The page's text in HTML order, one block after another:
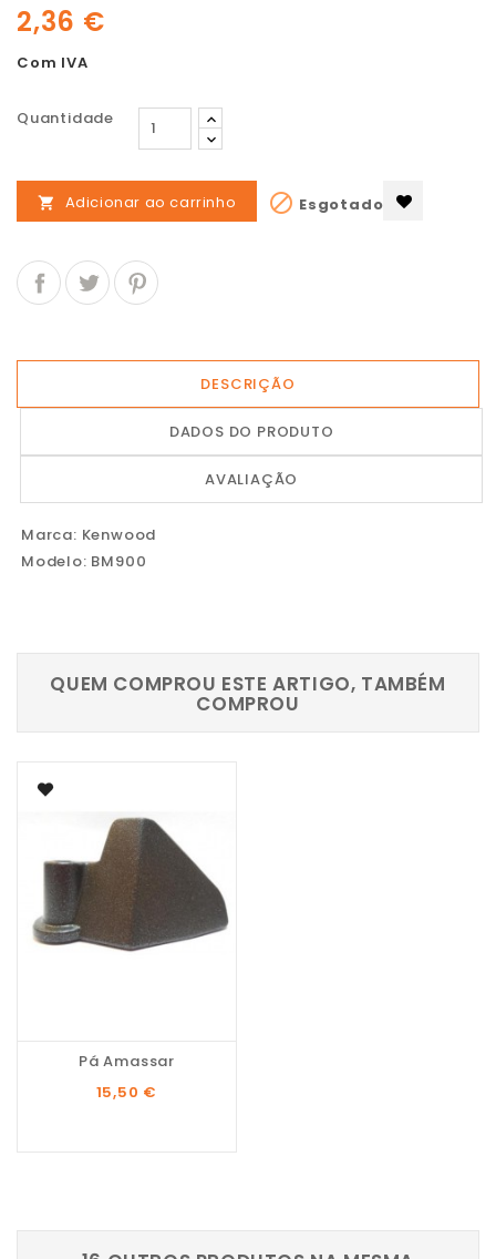
2,36 €
Com IVA
Quantidade
 Adicionar ao carrinho  Esgotado
DESCRIÇÃO
DADOS DO PRODUTO
AVALIAÇÃO
Marca: Kenwood
Modelo: BM900
QUEM COMPROU ESTE ARTIGO, TAMBÉM
COMPROU
Pá Amassar
Preço
15,50 €